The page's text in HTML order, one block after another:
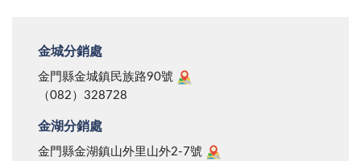
金城分銷處
金門縣金城鎮民族路90號
（082）328728
金湖分銷處
金門縣金湖鎮山外里山外2-7號